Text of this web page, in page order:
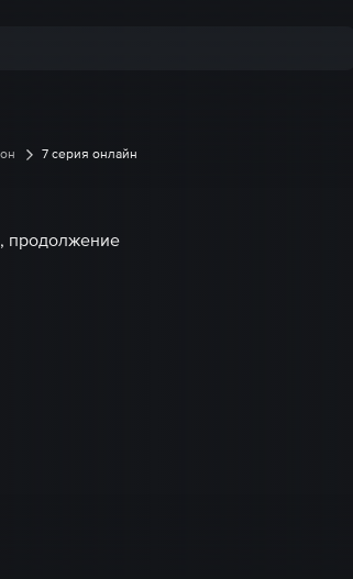
7 серия онлайн
продолжение